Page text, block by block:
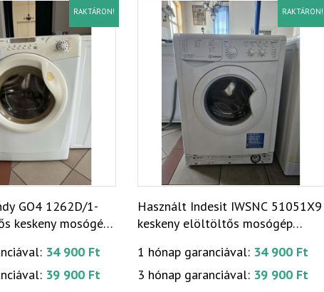
RAKTÁRON!
GO4 1262D/1-
keskeny mosógép
34 900 Ft
39 900 Ft
RAKTÁRON!
Használt Indesit IWSNC 51051X9
keskeny elöltöltős mosógép
1 hónap garanciával: 34 900 Ft
3 hónap garanciával: 39 900 Ft